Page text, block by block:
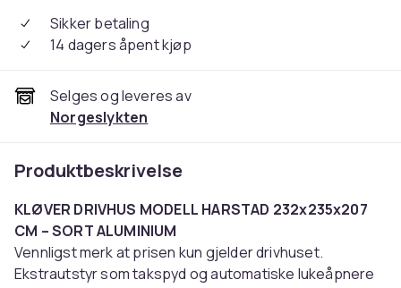
Sikker betaling
14 dagers åpent kjøp
Selges og leveres av
Norgeslykten
Produktbeskrivelse
KLØVER DRIVHUS MODELL HARSTAD 232x235x207
CM – SORT ALUMINIUM
Vennligst merk at prisen kun gjelder drivhuset.
Ekstrautstyr som takspyd og automatiske lukeåpnere